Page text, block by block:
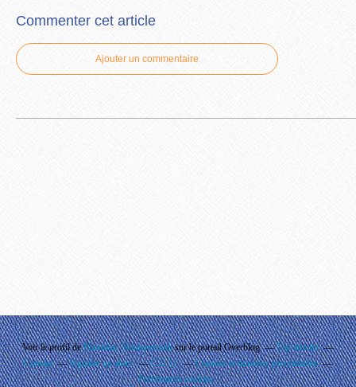
Commenter cet article
Ajouter un commentaire
Voir le profil dePhouthay Nontanovanhsur le portail Overblog
Top articles
Contact
Signaler un abus C.G.U.
Cookies et données personnelles
Préférences cookies